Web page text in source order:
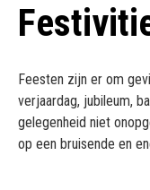
Feesten zijn er om
verjaardag, jubileum,
gelegenheid niet
op een bruisende en